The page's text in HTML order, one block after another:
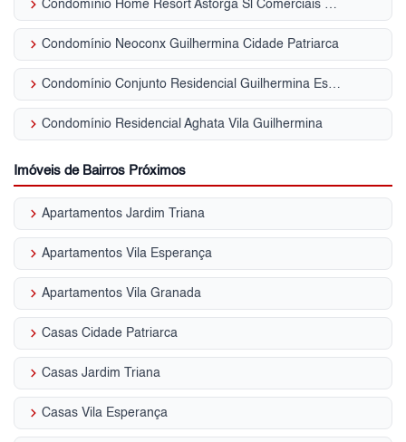
keyboard_arrow_right Condomínio Home Resort Astorga Sl Comerciais Vila Guilhermina
keyboard_arrow_right Condomínio Neoconx Guilhermina Cidade Patriarca
keyboard_arrow_right Condomínio Conjunto Residencial Guilhermina Esperança Vila Guilhermina
keyboard_arrow_right Condomínio Residencial Aghata Vila Guilhermina
Imóveis de Bairros Próximos
keyboard_arrow_right Apartamentos Jardim Triana
keyboard_arrow_right Apartamentos Vila Esperança
keyboard_arrow_right Apartamentos Vila Granada
keyboard_arrow_right Casas Cidade Patriarca
keyboard_arrow_right Casas Jardim Triana
keyboard_arrow_right Casas Vila Esperança